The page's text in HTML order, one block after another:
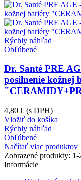
Rýchly náhľad
Obľúbené
Dr. Santé PRE
posilnenie kožnej
4,80 € (s DPH)
Vložiť do košíka
Rýchly náhľad
Obľúbené
Načítať viac produktov
Zobrazené produkty: 1-
Informácie